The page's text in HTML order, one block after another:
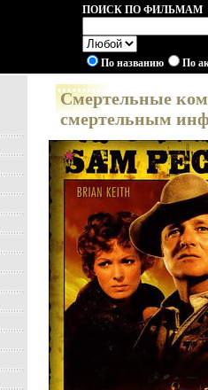
ПОИСК ПО ФИЛЬМАМ
По названию По
Смертельные
смертельным